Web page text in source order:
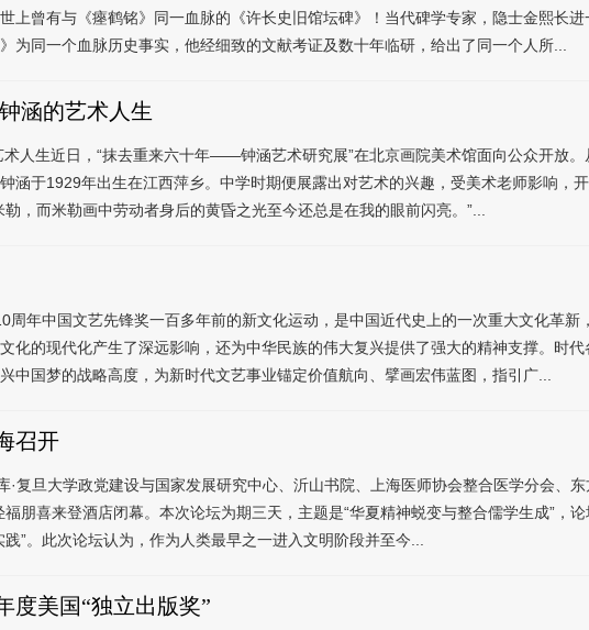
上曾有与《瘞鹤铭》同一血脉的《许长史旧馆坛碑》！当代碑学专家，隐士金熙长
为同一个血脉历史事实，他经细致的文献考证及数十年临研，给出了同一个人所...
涵的艺术人生
人生近日，“抹去重来六十年——钟涵艺术研究展”在北京画院美术馆面向公众开放。
涵于1929年出生在江西萍乡。中学时期便展露出对艺术的兴趣，受美术老师影响，
，而米勒画中劳动者身后的黄昏之光至今还总是在我的眼前闪亮。”...
国文艺先锋奖一百多年前的新文化运动，是中国近代史上的一次重大文化革新
化的现代化产生了深远影响，还为中华民族的伟大复兴提供了强大的精神支撑。时
中国梦的战略高度，为新时代文艺事业锚定价值航向、擘画宏伟蓝图，指引广...
召开
大学政党建设与国家发展研究中心、沂山书院、上海医师协会整合医学分会、东
朋喜来登酒店闭幕。本次论坛为期三天，主题是“华夏精神蜕变与整合儒学生成”，论
”。此次论坛认为，作为人类最早之一进入文明阶段并至今...
度美国“独立出版奖”